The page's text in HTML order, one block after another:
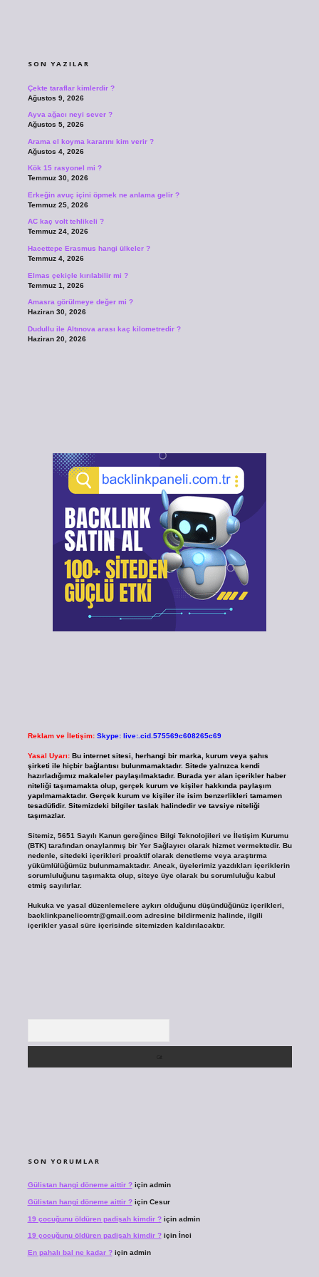
SON YAZILAR
Çekte taraflar kimlerdir ?
Ağustos 9, 2026
Ayva ağacı neyi sever ?
Ağustos 5, 2026
Arama el koyma kararını kim verir ?
Ağustos 4, 2026
Kök 15 rasyonel mi ?
Temmuz 30, 2026
Erkeğin avuç içini öpmek ne anlama gelir ?
Temmuz 25, 2026
AC kaç volt tehlikeli ?
Temmuz 24, 2026
Hacettepe Erasmus hangi ülkeler ?
Temmuz 4, 2026
Elmas çekiçle kırılabilir mi ?
Temmuz 1, 2026
Amasra görülmeye değer mi ?
Haziran 30, 2026
Dudullu ile Altınova arası kaç kilometredir ?
Haziran 20, 2026
Reklam ve İletişim: Skype: live:.cid.575569c608265c69
Yasal Uyarı: Bu internet sitesi, herhangi bir marka, kurum veya şahıs
şirketi ile hiçbir bağlantısı bulunmamaktadır. Sitede yalnızca kendi
hazırladığımız makaleler paylaşılmaktadır. Burada yer alan içerikler haber
niteliği taşımamakta olup, gerçek kurum ve kişiler hakkında paylaşım
yapılmamaktadır. Gerçek kurum ve kişiler ile isim benzerlikleri tamamen
tesadüfidir. Sitemizdeki bilgiler taslak halindedir ve tavsiye niteliği
taşımazlar.
Sitemiz, 5651 Sayılı Kanun gereğince Bilgi Teknolojileri ve İletişim Kurumu
(BTK) tarafından onaylanmış bir Yer Sağlayıcı olarak hizmet vermektedir. Bu
nedenle, sitedeki içerikleri proaktif olarak denetleme veya araştırma
yükümlülüğümüz bulunmamaktadır. Ancak, üyelerimiz yazdıkları içeriklerin
sorumluluğunu taşımakta olup, siteye üye olarak bu sorumluluğu kabul
etmiş sayılırlar.
Hukuka ve yasal düzenlemelere aykırı olduğunu düşündüğünüz içerikleri,
backlinkpanelicomtr@gmail.comadresine bildirmeniz halinde, ilgili
içerikler yasal süre içerisinde sitemizden kaldırılacaktır.
SON YORUMLAR
Gülistan hangi döneme aittir ?için admin
Gülistan hangi döneme aittir ?için Cesur
19 çocuğunu öldüren padişah kimdir ?için admin
19 çocuğunu öldüren padişah kimdir ?için İnci
En pahalı bal ne kadar ?için admin